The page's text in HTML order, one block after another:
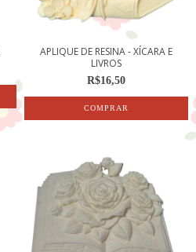
APLIQUE DE RESINA - XÍCARA E
LIVROS
R$16,50